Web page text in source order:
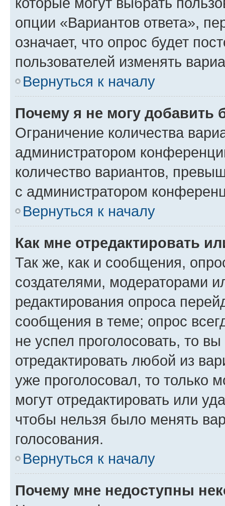
опции «Вариантов ответа»,
означает, что опрос будет
пользователей изменять
Вернуться к началу
Почему я не могу добавить
Ограничение количества
администратором
количество вариантов,
с администратором
Вернуться к началу
Как мне отредактировать
Так же, как и сообщения,
создателями, модераторами
редактирования опроса
сообщения в теме; опрос
не успел проголосовать, то
отредактировать любой из
уже проголосовал, то только
могут отредактировать или
чтобы нельзя было менять
голосования.
Вернуться к началу
Почему мне недоступны